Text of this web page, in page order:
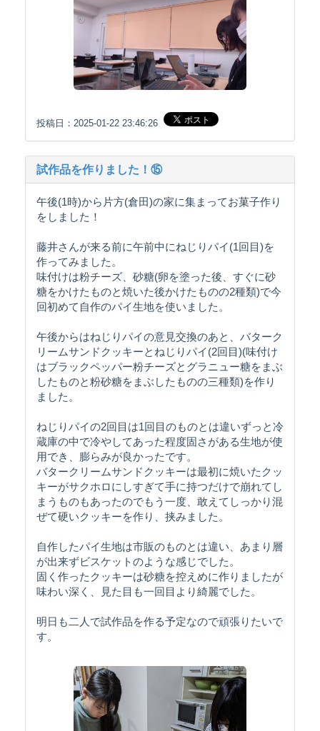
投稿日：2025-01-22 23:46:26
試作品を作りました！⑮
午後(1時)から片方(倉田)の家に集まってお菓子作り
をしました！
藤井さんが来る前に午前中にねじりパイ(1回目)を
作ってみました。
味付けは粉チーズ、砂糖(卵を塗った後、すぐに砂
糖をかけたものと焼いた後かけたものの2種類)で今
回初めて自作のパイ生地を使いました。
午後からはねじりパイの意見交換のあと、バターク
リームサンドクッキーとねじりパイ(2回目)(味付け
はブラックペッパー粉チーズとグラニュー糖をまぶ
したものと粉砂糖をまぶしたものの三種類)を作り
ました。
ねじりパイの2回目は1回目のものとは違いずっと冷
蔵庫の中で冷やしてあった程度固さがある生地が使
用でき、膨らみが良かったです。
バタークリームサンドクッキーは最初に焼いたクッ
キーがサクホロにしすぎて手に持つだけで崩れてし
まうものもあったのでもう一度、敢えてしっかり混
ぜて硬いクッキーを作り、挟みました。
自作したパイ生地は市販のものとは違い、あまり層
が出来ずビスケットのような感じでした。
固く作ったクッキーは砂糖を控えめに作りましたが
味わい深く、見た目も一回目より綺麗でした。
明日も二人で試作品を作る予定なので頑張りたいで
す。